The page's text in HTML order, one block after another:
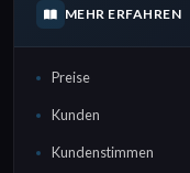
MEHR ERFAHREN
Preise
Kunden
Kundenstimmen